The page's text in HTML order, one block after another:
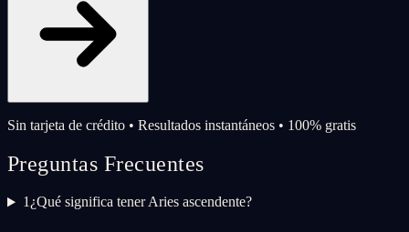
Sin tarjeta de crédito • Resultados instantáneos • 100% gratis
Preguntas Frecuentes
1¿Qué significa tener Aries ascendente?